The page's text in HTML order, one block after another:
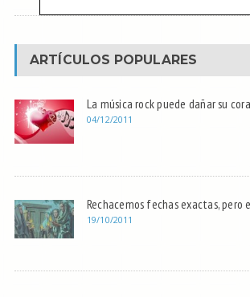
ARTÍCULOS POPULARES
La música rock puede dañar su
04/12/2011
Rechacemos fechas exactas, pero
19/10/2011